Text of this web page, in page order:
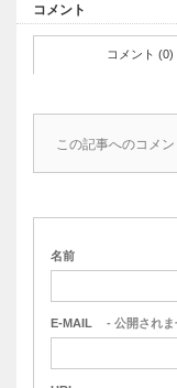
コメント
コメント (0)
この記事へのコメン
名前
E-MAIL - 公開され